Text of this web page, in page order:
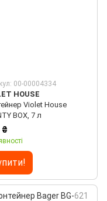
00-00004334
HOUSE
Violet House
BOX, 7 л
₴